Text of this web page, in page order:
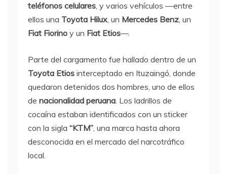
teléfonos celulares, y varios vehículos —entre
ellos una Toyota Hilux, un Mercedes Benz, un
Fiat Fiorino y un Fiat Etios—.
Parte del cargamento fue hallado dentro de un
Toyota Etios interceptado en Ituzaingó, donde
quedaron detenidos dos hombres, uno de ellos
de nacionalidad peruana. Los ladrillos de
cocaína estaban identificados con un sticker
con la sigla “KTM”, una marca hasta ahora
desconocida en el mercado del narcotráfico
local.